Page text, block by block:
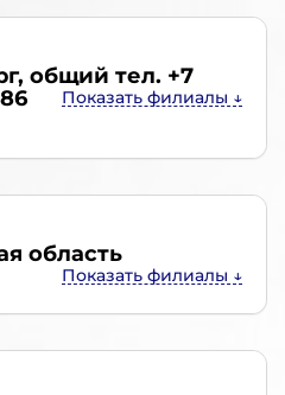
, общий тел. +7
область